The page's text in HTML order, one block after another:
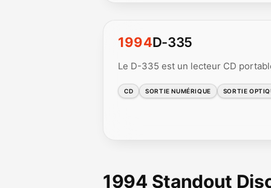
1994D-335
Le D-335 est un lecteur CD
CD SORTIE NUMÉRIQUE SORTIE
1994 Standout